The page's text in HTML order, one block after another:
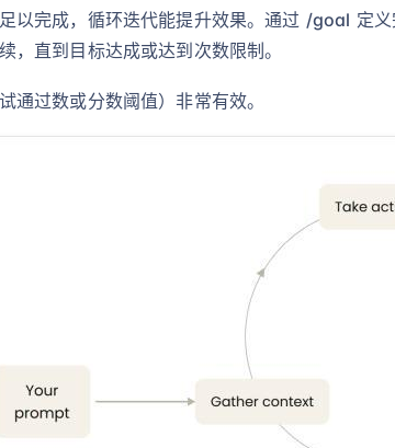
以完成，循环迭代能提升效果。通过 /goal 定
，直到目标达成或达到次数限制。
通过数或分数阈值）非常有效。